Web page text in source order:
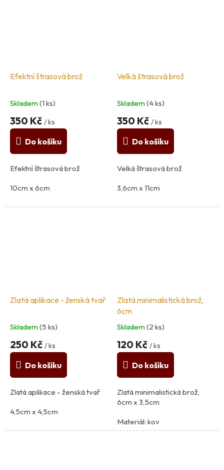
Efektní štrasová brož
Skladem(1 ks)
350 Kč / ks
Do košíku
Efektní štrasová brož
10cm x 6cm
Materiál: kov, sklo
Velká štrasová brož
Skladem(4 ks)
350 Kč / ks
Do košíku
Velká štrasová brož
3,6cm x 11cm
Materiál: kov
Zlatá aplikace - ženská tvař
Skladem(5 ks)
250 Kč / ks
Do košíku
Zlatá aplikace - ženská tvař
4,5cm x 4,5cm
Materiál: kov
Zlatá minimalistická brož,
6cm
Skladem(2 ks)
120 Kč / ks
Do košíku
Zlatá minimalistická brož,
6cm x 3,5cm
Materiál: kov